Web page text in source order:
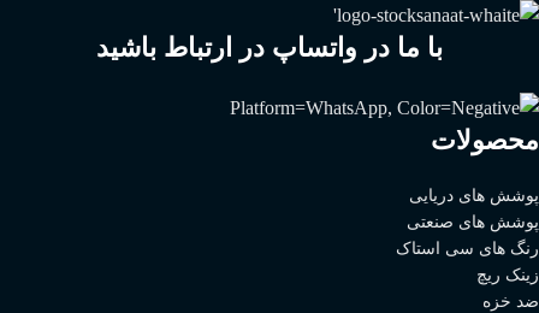
با ما در واتساپ در ارتباط باشید
محصولات
پوشش های دریایی
پوشش های صنعتی
رنگ های سی استاک
زینک ریچ
ضد خزه